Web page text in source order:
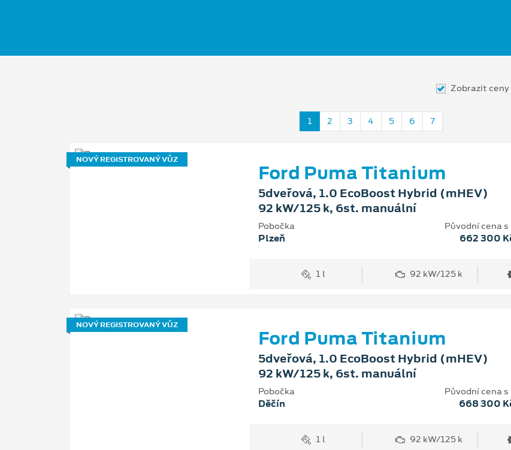
Zobrazit
1 2 3 4 5 6 7
NOVÝ REGISTROVANÝ VŮZ
Ford Puma Titanium
5dveřová, 1.0 EcoBoost Hybrid (mHEV)
92 kW/125 k, 6st. manuální
Pobočka
Plzeň
Původní cena s
662 300
1 l 92 kW/125 k
NOVÝ REGISTROVANÝ VŮZ
Ford Puma Titanium
5dveřová, 1.0 EcoBoost Hybrid (mHEV)
92 kW/125 k, 6st. manuální
Pobočka
Děčín
Původní cena s
668 300
1 l 92 kW/125 k